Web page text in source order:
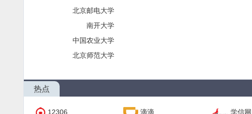
北京邮电大学
南开大学
中国农业大学
北京师范大学
热点
12306 滴滴 学信网